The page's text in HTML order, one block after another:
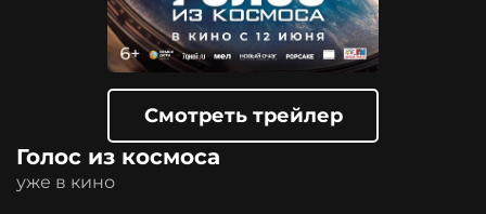
Смотреть трейлер
Голос из космоса
уже в кино